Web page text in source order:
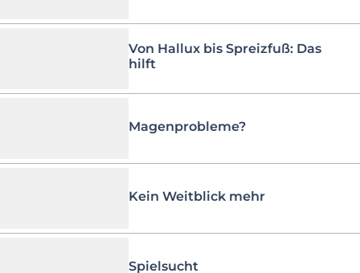
Von Hallux bis Spreizfuß: Das
hilft
Magenprobleme?
Kein Weitblick mehr
Spielsucht